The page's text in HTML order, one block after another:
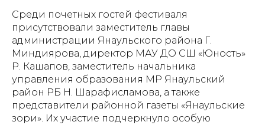
Среди почетных гостей фестиваля
присутствовали заместитель главы
администрации Янаульского района Г.
Миндиярова, директор МАУ ДО СШ «Юность»
Р. Кашапов, заместитель начальника
управления образования МР Янаульский
район РБ Н. Шарафисламова, а также
представители районной газеты «Янаульские
зори». Их участие подчеркнуло особую